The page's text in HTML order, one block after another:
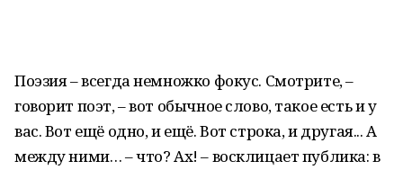
Поэзия – всегда немножко фокус. Смотрите, –
говорит поэт, – вот обычное слово, такое есть и у
вас. Вот ещё одно, и ещё. Вот строка, и другая... А
между ними… – что? Ах! – восклицает публика: в